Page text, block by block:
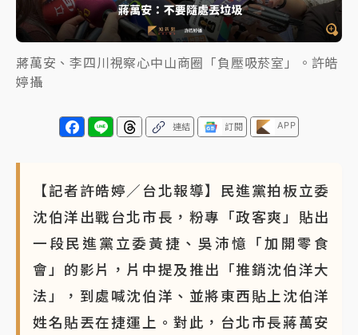
蔣萬安、李四川視察心中山商圈「負壓吸菸室」。許皓
婷攝
連結 訂閱 APP
【記者許皓婷／台北報導】民進黨拍板立委
沈伯洋出戰台北市長，粉專「政客爽」貼出
一段民進黨立委黃捷、吳沛憶「加開零食
會」的影片，片中提及推出「推銷沈伯洋大
法」，到處喊沈伯洋、並將東西貼上沈伯洋
姓名貼丟在捷運上。對此，台北市長蔣萬安